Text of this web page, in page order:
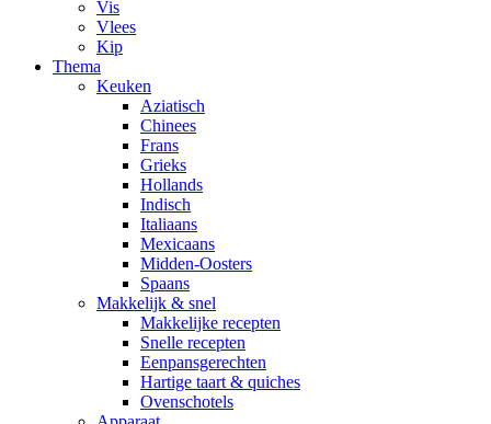
Vis
Vlees
Kip
Thema
Keuken
Aziatisch
Chinees
Frans
Grieks
Hollands
Indisch
Italiaans
Mexicaans
Midden-Oosters
Spaans
Makkelijk & snel
Makkelijke recepten
Snelle recepten
Eenpansgerechten
Hartige taart & quiches
Ovenschotels